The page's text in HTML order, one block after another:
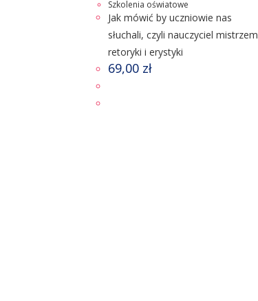
Szkolenia oświatowe
Jak mówić by uczniowie nas
słuchali, czyli nauczyciel mistrzem
retoryki i erystyki
69,00 zł